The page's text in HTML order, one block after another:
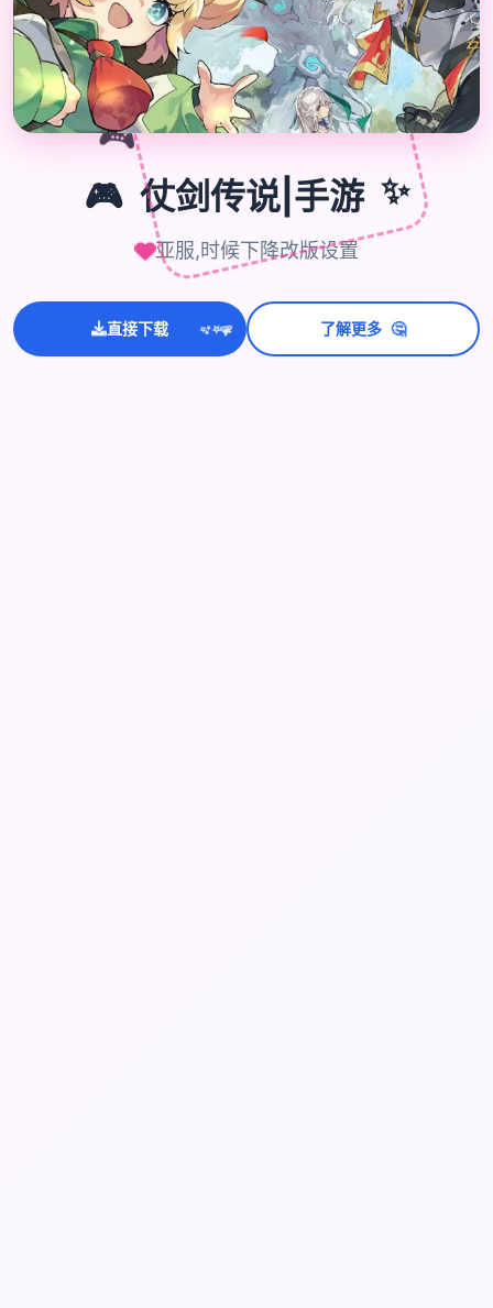
🎮
🎮 仗剑传说|手游 ✨
亚服,时候下降改版设置
直接下载 ✨⭐💫 了解更多 🤔